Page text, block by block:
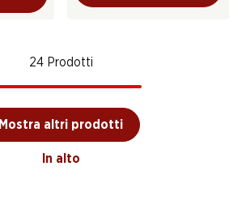
24 Prodotti
Mostra altri prodotti
In alto